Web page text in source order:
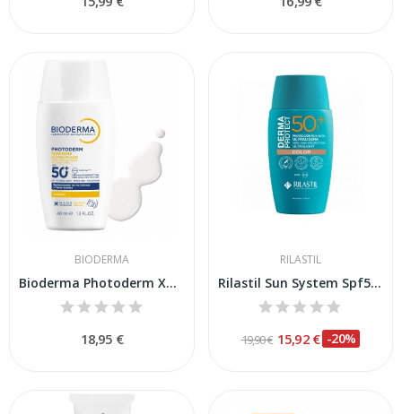
BIODERMA
Bioderma Photoderm Xdefense Ultra-fluid Spf 50+...
18,95 €
RILASTIL
Rilastil Sun System Spf50+ Dermaprotect Color 50ml
19,90 € 15,92 € -20%